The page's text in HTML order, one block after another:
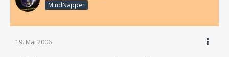
MindNapper
19. Mai 2006